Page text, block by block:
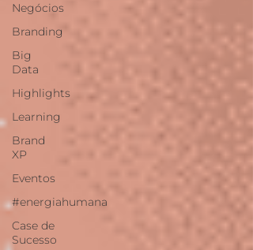
Negócios
Branding
Big
Data
Highlights
Learning
Brand
XP
Eventos
#energiahumana
Case de
Sucesso